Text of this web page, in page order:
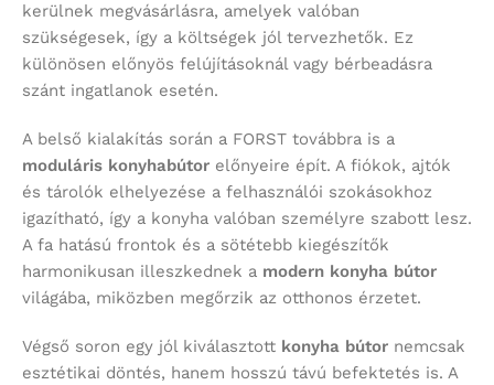
kerülnek megvásárlásra, amelyek valóban
szükségesek, így a költségek jól tervezhetők. Ez
különösen előnyös felújításoknál vagy bérbeadásra
szánt ingatlanok esetén.
A belső kialakítás során a FORST továbbra is a
moduláris konyhabútor előnyeire épít. A fiókok, ajtók
és tárolók elhelyezése a felhasználói szokásokhoz
igazítható, így a konyha valóban személyre szabott lesz.
A fa hatású frontok és a sötétebb kiegészítők
harmonikusan illeszkednek a modern konyha bútor
világába, miközben megőrzik az otthonos érzetet.
Végső soron egy jól kiválasztott konyha bútor nemcsak
esztétikai döntés, hanem hosszú távú befektetés is. A